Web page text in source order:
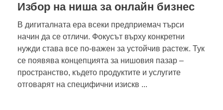
Избор на ниша за онлайн бизнес
В дигиталната ера всеки предприемач търси
начин да се отличи. Фокусът върху конкретни
нужди става все по-важен за устойчив растеж. Тук
се появява концепцията за нишовия пазар –
пространство, където продуктите и услугите
отговарят на специфични изискв ...